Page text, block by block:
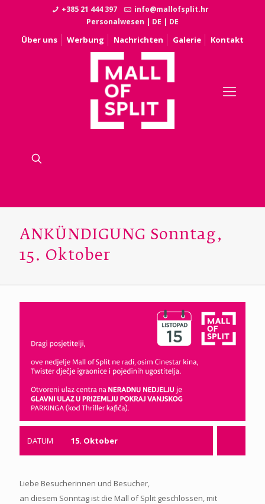
+385 21 444 397
info@mallofsplit.hr
Personalwesen | DE | DE
Über uns Werbung Nachrichten Galerie Kontakt
ANKÜNDIGUNG Sonntag,
15. Oktober
DATUM 15. Oktober
Liebe Besucherinnen und Besucher,
an diesem Sonntag ist die Mall of Split geschlossen, mit